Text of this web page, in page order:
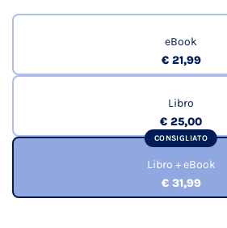
eBook
€ 21,99
Libro
€ 25,00
CONSIGLIATO
Libro + eBook
€ 31,99